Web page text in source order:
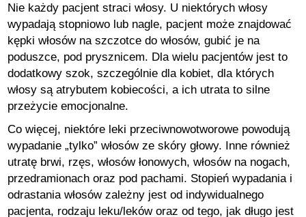
Nie każdy pacjent straci włosy. U niektórych włosy
wypadają stopniowo lub nagle, pacjent może znajdować
kępki włosów na szczotce do włosów, gubić je na
poduszce, pod prysznicem. Dla wielu pacjentów jest to
dodatkowy szok, szczególnie dla kobiet, dla których
włosy są atrybutem kobiecości, a ich utrata to silne
przeżycie emocjonalne.
Co więcej, niektóre leki przeciwnowotworowe powodują
wypadanie „tylko” włosów ze skóry głowy. Inne również
utratę brwi, rzęs, włosów łonowych, włosów na nogach,
przedramionach oraz pod pachami. Stopień wypadania i
odrastania włosów zależny jest od indywidualnego
pacjenta, rodzaju leku/leków oraz od tego, jak długo jest